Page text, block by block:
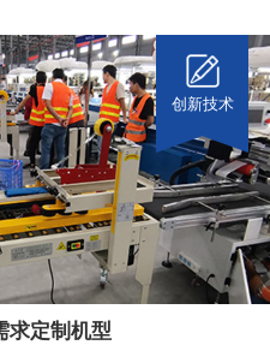
创新技术
求定制机型